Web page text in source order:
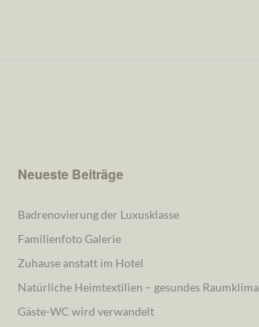
Neueste Beiträge
Badrenovierung der Luxusklasse
Familienfoto Galerie
Zuhause anstatt im Hotel
Natürliche Heimtextilien – gesundes Raumklima
Gäste-WC wird verwandelt